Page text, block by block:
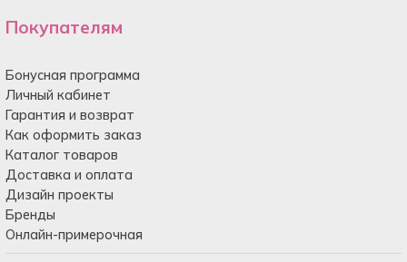
Покупателям
Бонусная программа
Личный кабинет
Гарантия и возврат
Как оформить заказ
Каталог товаров
Доставка и оплата
Дизайн проекты
Бренды
Онлайн-примерочная